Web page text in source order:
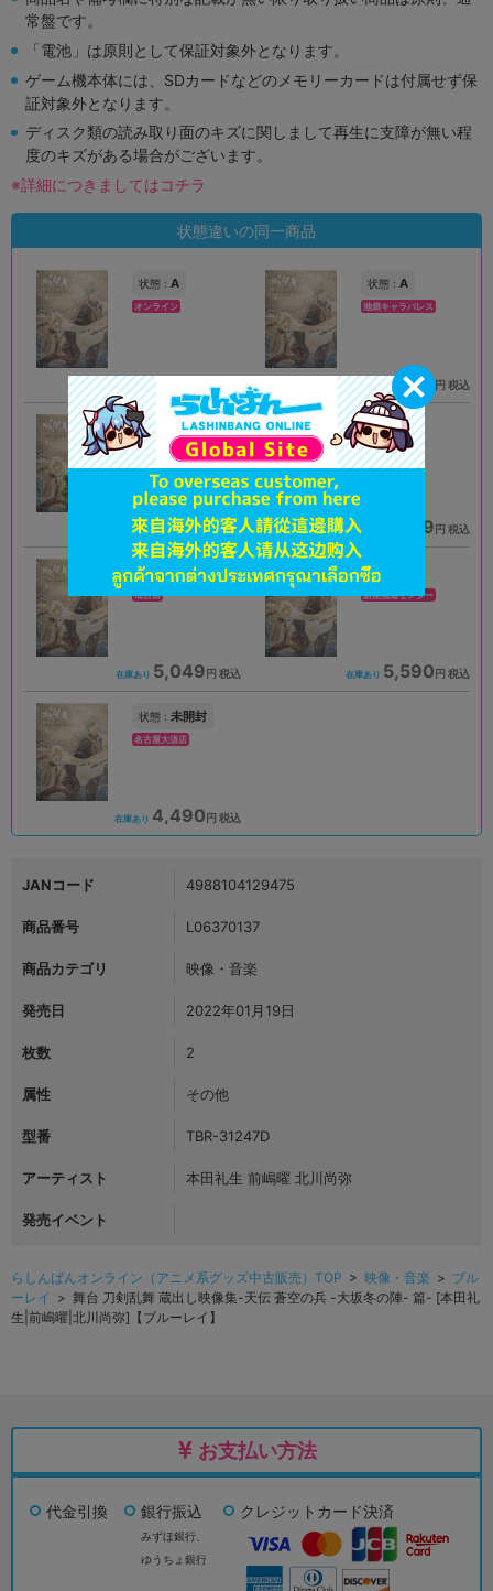
常盤です。
「電池」は原則として保証対象外となります。
ゲーム機本体には、SDカードなどのメモリーカードは付属せず保
証対象外となります。
ディスク類の読み取り面のキズに関しまして再生に支障が無い程
度のキズがある場合がございます。
※詳細につきましてはコチラ
状態違いの同一商品
状態 : A
オンライン
在庫あり 4,380 円 税込
状態 : A
池袋キャラパレス
在庫あり 5,049円 税込
状態 :
仙台店
在庫あり 5,049円 税込
状態 :A
秋葉原店新館
在庫あり 5,049円 税込
状態 :A
仙台店
在庫あり 5,049円 税込
状態 :
新座流通センター
在庫あり 5,590円 税込
状態 : 未開封
名古屋大須店
在庫あり 4,490円 税込
JANコード 4988104129475
商品番号 L06370137
商品カテゴリ 映像・音楽
発売日 2022年01月19日
枚数 2
属性 その他
型番 TBR-31247D
アーティスト 本田礼生 前嶋曜 北川尚弥
発売イベント
らしんばんオンライン（アニメ系グッズ中古販売）TOP > 映像・音楽 > ブル
ーレイ > 舞台 刀剣乱舞 蔵出し映像集-天伝 蒼空の兵 -大坂冬の陣- 篇- [本田礼
生|前嶋曜|北川尚弥]【ブルーレイ】
お支払い方法
代金引換 銀行振込
みずほ銀行、
ゆうちょ銀行
クレジットカード決済